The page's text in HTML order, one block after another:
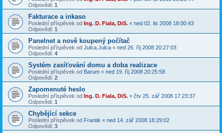
Odpovědi: 1
Fakturace a inkaso
Poslední příspěvek od Ing. D. Fiala, DiS. « ned 02. lis 2008 18:00:43
Odpovědi: 1
Panelnet a nově koupený počítač
Poslední příspěvek od Julca.Julca « ned 26. říj 2008 20:27:03
Odpovědi: 4
Systém zasíťování domu a doba realizace
Poslední příspěvek od Barum « ned 19. říj 2008 20:25:58
Odpovědi: 2
Zapomenuté heslo
Poslední příspěvek od Ing. D. Fiala, DiS. « čtv 25. zář 2008 17:23:37
Odpovědi: 1
Chybějící sekce
Poslední příspěvek od Frantik « ned 14. zář 2008 18:29:02
Odpovědi: 3